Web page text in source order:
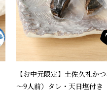
【お中元限定】土佐久礼か
～9人前）タレ・天日塩付き